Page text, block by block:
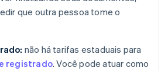
que outra pessoa tome o
não há tarifas estaduais para
registrado. Você pode atuar como